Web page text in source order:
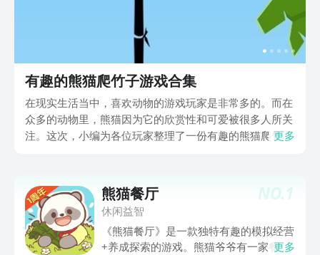
有趣的熊猫爬竹子游戏合集
在现实生活当中，喜欢动物的游戏玩家是非常多的。而在
众多的动物里，熊猫因为它的欣赏性和可爱被很多人所关
注。这次，小编为各位玩家整理了一份有趣的熊猫爬竹子
更多
NO.1
熊猫餐厅
休闲益智
《熊猫餐厅》是一款独特有趣的模拟经营
+养成探索的游戏。熊猫爷爷有一家餐厅
更多